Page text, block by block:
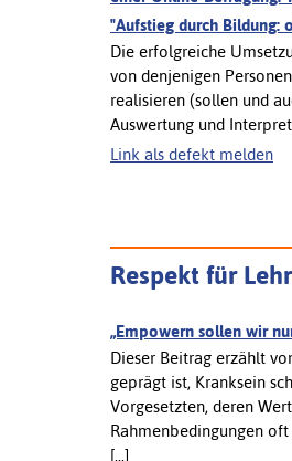
"Aufstieg durch Bildung:
Die erfolgreiche
von denjenigen
realisieren (sollen und
Auswertung und
Link als defekt melden
Respekt für
„Empowern sollen wir
Dieser Beitrag erzählt
geprägt ist, Kranksein
Vorgesetzten, deren
Rahmenbedingungen
[...]